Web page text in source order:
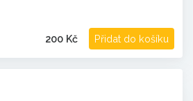
Přidat do košíku
200 Kč